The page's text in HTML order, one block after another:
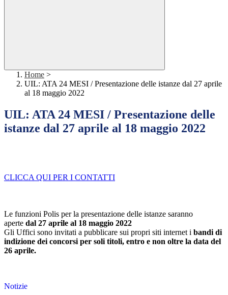
Home >
UIL: ATA 24 MESI / Presentazione delle istanze dal 27 aprile
al 18 maggio 2022
UIL: ATA 24 MESI / Presentazione delle
istanze dal 27 aprile al 18 maggio 2022
CLICCA QUI PER I CONTATTI
Le funzioni Polis per la presentazione delle istanze saranno
aperte dal 27 aprile al 18 maggio 2022
Gli Uffici sono invitati a pubblicare sui propri siti internet i bandi di
indizione dei concorsi per soli titoli, entro e non oltre la data del
26 aprile.
Notizie